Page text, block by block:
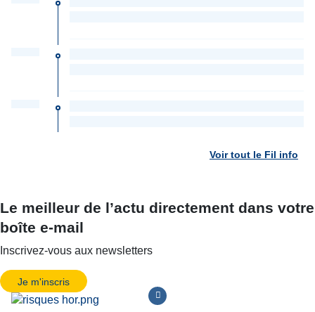
Voir tout le Fil info
Le meilleur de l’actu directement dans votre
boîte e-mail
Inscrivez-vous aux newsletters
Je m'inscris